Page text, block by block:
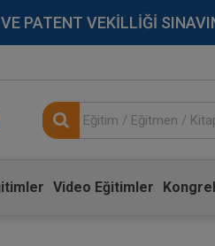
PATENT VEKİLLİĞİ
Video Eğitimler